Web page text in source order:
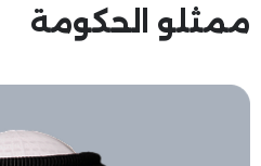
ممثلو الحكومة